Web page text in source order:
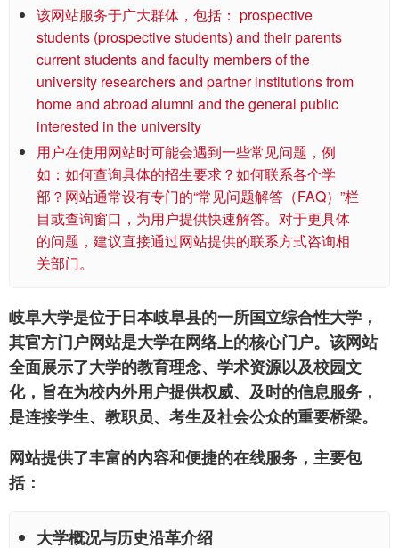
该网站服务于广大群体，包括： prospective
students (prospective students) and their parents
current students and faculty members of the
university researchers and partner institutions from
home and abroad alumni and the general public
interested in the university
用户在使用网站时可能会遇到一些常见问题，例
如：如何查询具体的招生要求？如何联系各个学
部？网站通常设有专门的“常见问题解答（FAQ）”栏
目或查询窗口，为用户提供快速解答。对于更具体
的问题，建议直接通过网站提供的联系方式咨询相
关部门。
岐阜大学是位于日本岐阜县的一所国立综合性大学，
其官方门户网站是大学在网络上的核心门户。该网站
全面展示了大学的教育理念、学术资源以及校园文
化，旨在为校内外用户提供权威、及时的信息服务，
是连接学生、教职员、考生及社会公众的重要桥梁。
网站提供了丰富的内容和便捷的在线服务，主要包
括：
大学概况与历史沿革介绍